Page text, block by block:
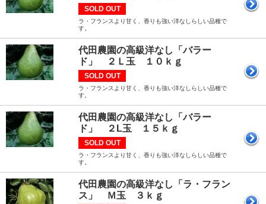
SOLD OUT
ラ・フランスより甘く、香りも強い洋なしらしい品種で
す。
代田農園の高級洋なし「バラー
ド」 ２Ｌ玉 １０ｋｇ
SOLD OUT
ラ・フランスより甘く、香りも強い洋なしらしい品種で
す。
代田農園の高級洋なし「バラー
ド」 ２L玉 １５ｋｇ
SOLD OUT
ラ・フランスより甘く、香りも強い洋なしらしい品種で
す。
代田農園の高級洋なし「ラ・フラン
ス」 Ｍ玉 ３ｋｇ